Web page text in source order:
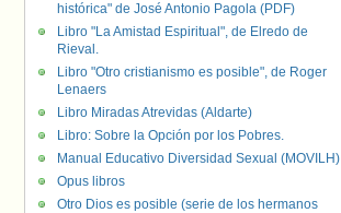
histórica" de José Antonio Pagola (PDF)
Libro "La Amistad Espiritual", de Elredo de
Rieval.
Libro "Otro cristianismo es posible", de Roger
Lenaers
Libro Miradas Atrevidas (Aldarte)
Libro: Sobre la Opción por los Pobres.
Manual Educativo Diversidad Sexual (MOVILH)
Opus libros
Otro Dios es posible (serie de los hermanos